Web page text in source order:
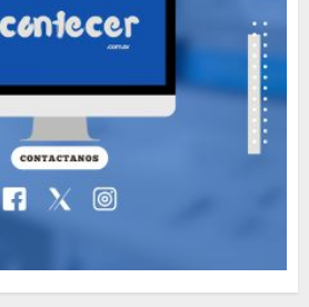
The full story of
Thailand’s extraordinary
cave rescue
MAYO 14, 2024
Jorge Messi, el hombre
que acompañó a Lionel